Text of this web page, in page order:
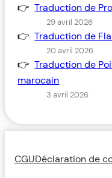
Traduction de
29 avril 2026
Traduction de
20 avril 2026
Traduction de
marocain
3 avril 2026
CGUDéclaration de